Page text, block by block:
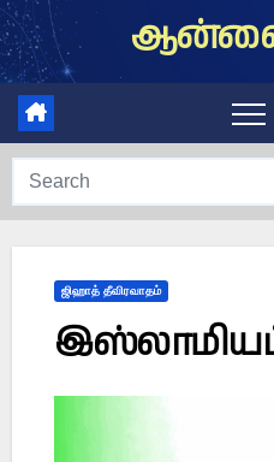
Skip
to
content
ஜிஹாத் தீவிரவாதம்